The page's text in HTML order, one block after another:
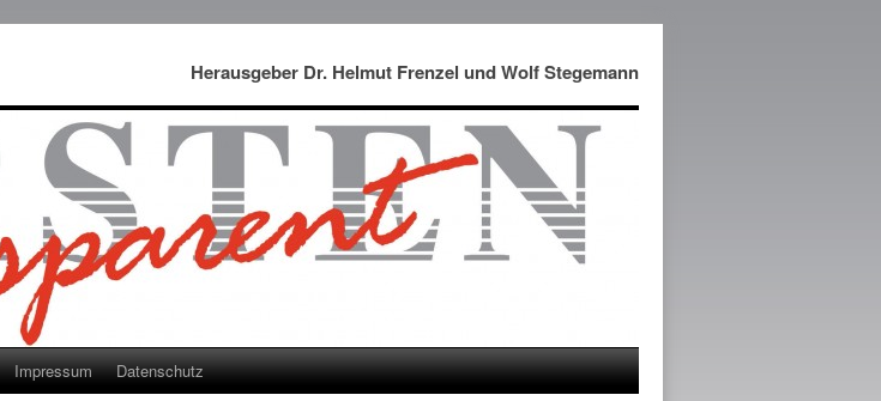
Herausgeber Dr. Helmut Frenzel und Wolf Stegemann
Impressum Datenschutz